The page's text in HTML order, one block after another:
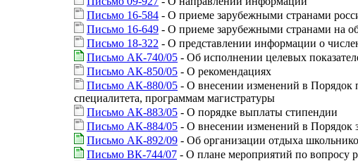
Письмо 16-584 - О приеме зарубежными странами
Письмо 16-649 - О приеме зарубежными странами на
Письмо 18-322 - О представлении информации о
Письмо АК-740/05 - Об исполнении целевых
Письмо АК-850/05 - О рекомендациях
Письмо АК-880/05 - О внесении изменений в Порядок
специалитета, программам магистратуры
Письмо АК-883/05 - О порядке выплаты стипендии
Письмо АК-884/05 - О внесении изменений в Порядок
Письмо АК-892/09 - Об организации отдыха
Письмо ВК-744/07 - О плане мероприятий по вопросу